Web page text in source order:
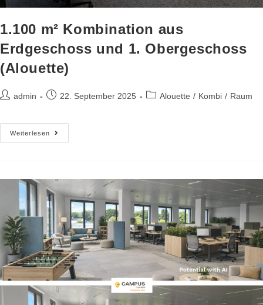
1.100 m² Kombination aus
Erdgeschoss und 1. Obergeschoss
(Alouette)
admin 22. September 2025 Alouette / Kombi / Raum
Weiterlesen